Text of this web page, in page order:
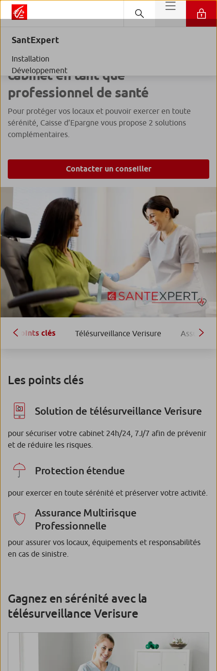
SantExpert
Installation
Développement
Renforcez la protection
cabinet en tant que
professionnel de santé
Pour protéger vos locaux et pouvoir exercer en toute
sérénité, Caisse d’Epargne vous propose 2 solutions
complémentaires.
Contacter un conseiller
Points clés Télésurveillance Verisure
Les points clés
Solution de télésurveillance Verisure
pour sécuriser votre cabinet 24h/24, 7J/7 afin de prévenir
et de réduire les risques.
Protection étendue
pour exercer en toute sérénité et préserver votre activité.
Assurance Multirisque
Professionnelle
pour assurer vos locaux, équipements et responsabilités
en cas de sinistre.
Gagnez en sérénité avec la
télésurveillance Verisure